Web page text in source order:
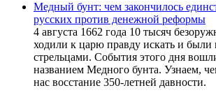
Медный бунт: чем закончилось
русских против денежной реформы
4 августа 1662 года 10 тысяч
ходили к царю правду искать и были
стрельцами. События этого дня
названием Медного бунта. Узнаем,
нас восстание 350-летней давности.